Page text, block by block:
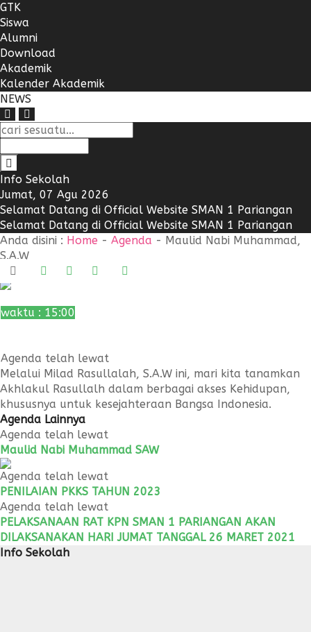
GTK
Siswa
Alumni
Download
Akademik
Kalender Akademik
NEWS
Info Sekolah
Jumat, 07 Agu 2026
Selamat Datang di Official Website SMAN 1 Pariangan
Selamat Datang di Official Website SMAN 1 Pariangan
Anda disini : Home - Agenda - Maulid Nabi Muhammad,
S.A.W
waktu : 15:00
Agenda telah lewat
Melalui Milad Rasullalah, S.A.W ini, mari kita tanamkan
Akhlakul Rasullalh dalam berbagai akses Kehidupan,
khususnya untuk kesejahteraan Bangsa Indonesia.
Agenda Lainnya
Agenda telah lewat
Maulid Nabi Muhammad SAW
Agenda telah lewat
PENILAIAN PKKS TAHUN 2023
Agenda telah lewat
PELAKSANAAN RAT KPN SMAN 1 PARIANGAN AKAN
DILAKSANAKAN HARI JUMAT TANGGAL 26 MARET 2021
Info Sekolah